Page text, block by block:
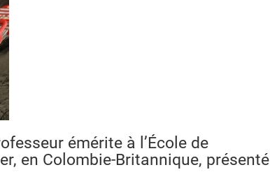
émérite à l’École de
en Colombie-Britannique, présenté